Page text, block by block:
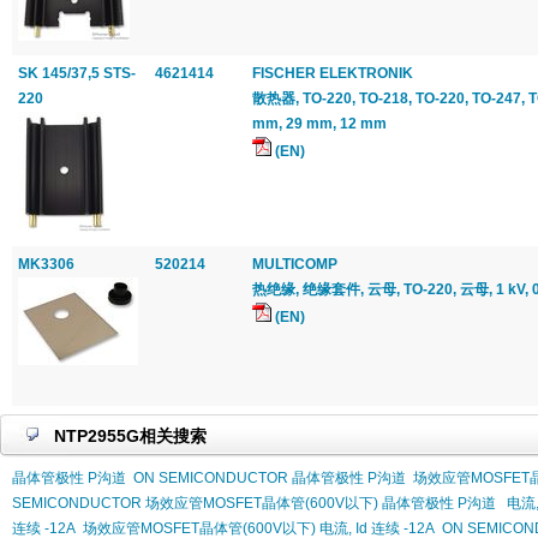
SK 145/37,5 STS-
220
4621414
FISCHER ELEKTRONIK
散热器, TO-220, TO-218, TO-220, TO-247,
mm, 29 mm, 12 mm
(EN)
MK3306 520214
MULTICOMP
热绝缘, 绝缘套件, 云母, TO-220, 云母, 1 kV,
(EN)
NTP2955G相关搜索
晶体管极性 P沟道 ON SEMICONDUCTOR 晶体管极性 P沟道 场效应管MOSFET
SEMICONDUCTOR 场效应管MOSFET晶体管(600V以下) 晶体管极性 P沟道
电
连续 -12A 场效应管MOSFET晶体管(600V以下) 电流, Id 连续 -12A ON